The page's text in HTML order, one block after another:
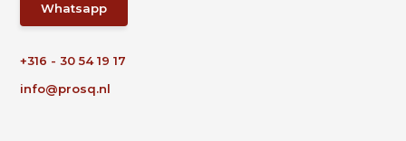
Whatsapp
+316 - 30 54 19 17
info@prosq.nl